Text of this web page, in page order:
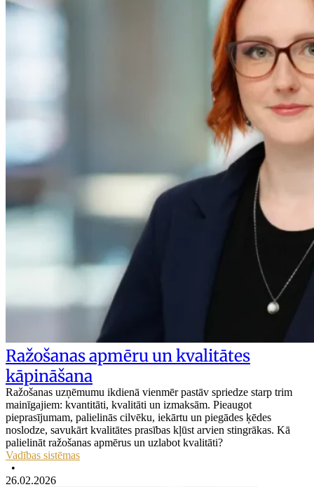
Ražošanas apmēru un kvalitātes
kāpināšana
Ražošanas uzņēmumu ikdienā vienmēr pastāv spriedze starp trim
mainīgajiem: kvantitāti, kvalitāti un izmaksām. Pieaugot
pieprasījumam, palielinās cilvēku, iekārtu un piegādes ķēdes
noslodze, savukārt kvalitātes prasības kļūst arvien stingrākas. Kā
palielināt ražošanas apmērus un uzlabot kvalitāti?
Vadības sistēmas
•
26.02.2026